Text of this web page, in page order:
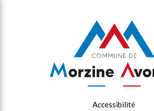
Accessibilité